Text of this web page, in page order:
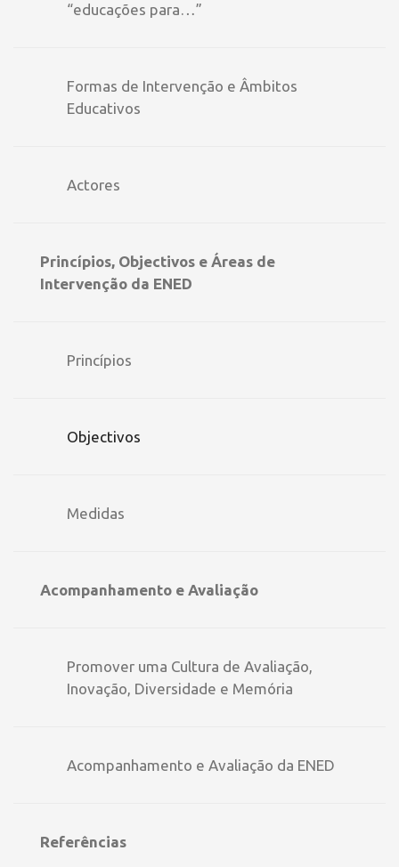
“educações para…”
Formas de Intervenção e Âmbitos
Educativos
Actores
Princípios, Objectivos e Áreas de
Intervenção da ENED
Princípios
Objectivos
Medidas
Acompanhamento e Avaliação
Promover uma Cultura de Avaliação,
Inovação, Diversidade e Memória
Acompanhamento e Avaliação da ENED
Referências